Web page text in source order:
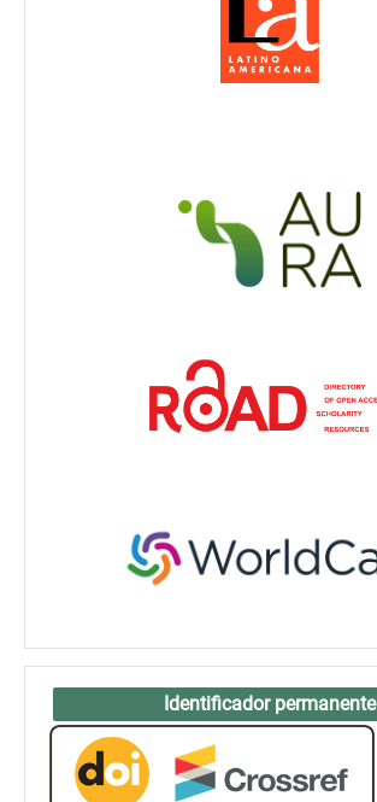
Identificador permanente